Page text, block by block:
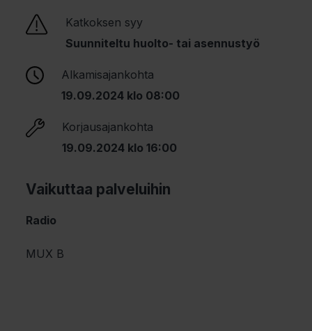
Katkoksen syy
Suunniteltu huolto- tai asennustyö
Alkamisajankohta
19.09.2024 klo 08:00
Korjausajankohta
19.09.2024 klo 16:00
Vaikuttaa palveluihin
Radio
MUX B